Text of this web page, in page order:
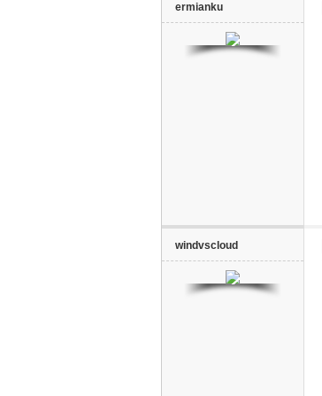
ermianku
windvscloud